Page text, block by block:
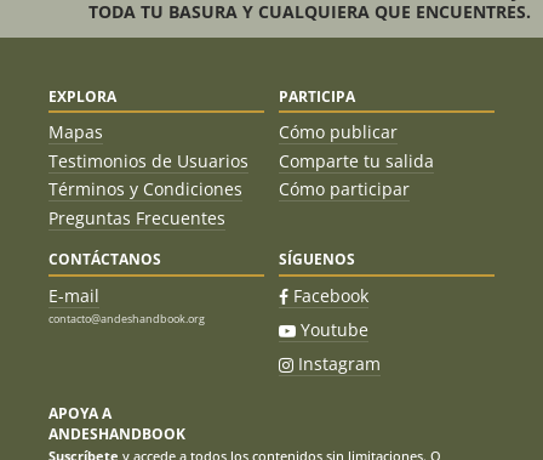
TODA TU BASURA Y CUALQUIERA QUE ENCUENTRES.
EXPLORA
Mapas
Testimonios de Usuarios
Términos y Condiciones
Preguntas Frecuentes
PARTICIPA
Cómo publicar
Comparte tu salida
Cómo participar
CONTÁCTANOS
E-mail
contacto@andeshandbook.org
SÍGUENOS
Facebook
Youtube
Instagram
APOYA A
ANDESHANDBOOK
Suscríbete y accede a todos los contenidos sin limitaciones. O